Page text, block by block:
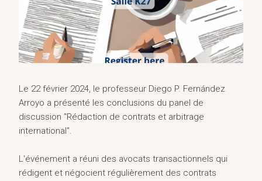
Le 22 février 2024, le professeur Diego P. Fernández
Arroyo a présenté les conclusions du panel de
discussion "Rédaction de contrats et arbitrage
international".
L'événement a réuni des avocats transactionnels qui
rédigent et négocient régulièrement des contrats